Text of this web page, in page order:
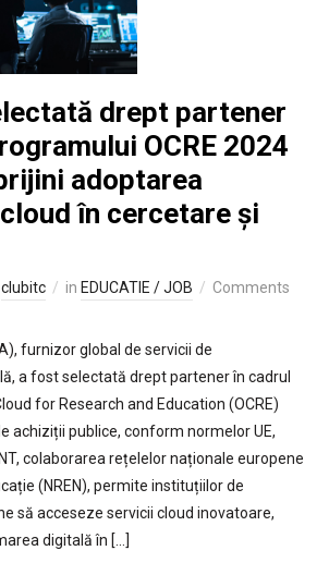
drept partener
OCRE 2024
adoptarea
în cercetare și
clubitc in EDUCATIE / JOB
Comments
furnizor global de servicii de
a fost selectată drept partener în cadrul
for Research and Education (OCRE)
achiziții publice, conform normelor UE,
colaborarea rețelelor naționale europene
(NREN), permite instituțiilor de
să acceseze servicii cloud inovatoare,
digitală în […]